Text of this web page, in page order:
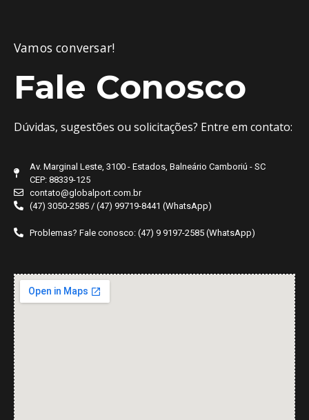
Vamos conversar!
Fale Conosco
Dúvidas, sugestões ou solicitações? Entre em contato:
Av. Marginal Leste, 3100 - Estados, Balneário Camboriú - SC
CEP: 88339-125
contato@globalport.com.br
(47) 3050-2585 / (47) 99719-8441 (WhatsApp)
Problemas? Fale conosco: (47) 9 9197-2585 (WhatsApp)